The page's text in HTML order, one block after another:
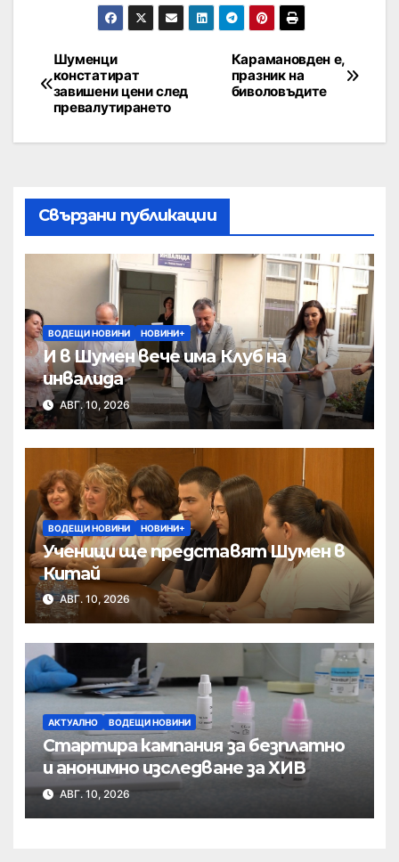
Карамановден е,
празник на
биволовъдите
Шуменци
констатират
завишени цени след
превалутирането
Свързани публикации
ВОДЕЩИ НОВИНИ НОВИНИ+
И в Шумен вече има Клуб на
инвалида
АВГ. 10, 2026
ВОДЕЩИ НОВИНИ НОВИНИ+
Ученици ще представят Шумен в
Китай
АВГ. 10, 2026
АКТУАЛНО ВОДЕЩИ НОВИНИ
Стартира кампания за безплатно
и анонимно изследване за ХИВ
АВГ. 10, 2026